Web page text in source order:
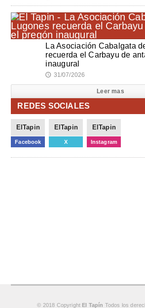
La Asociación Cabalgata
recuerda el Carbayu de
inaugural
🕔 31/07/2026
Leer mas
REDES SOCIALES
ElTapin
Facebook
ElTapin
X
ElTapin
Instagram
© 2018 Copyright El Tapín Todos los